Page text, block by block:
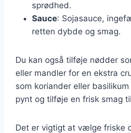
sprødhed.
Sauce: Sojasauce,
retten dybde og smag.
Du kan også tilføje nødder
eller mandler for en ekstra
som koriander eller
pynt og tilføje en frisk smag
Det er vigtigt at vælge friske